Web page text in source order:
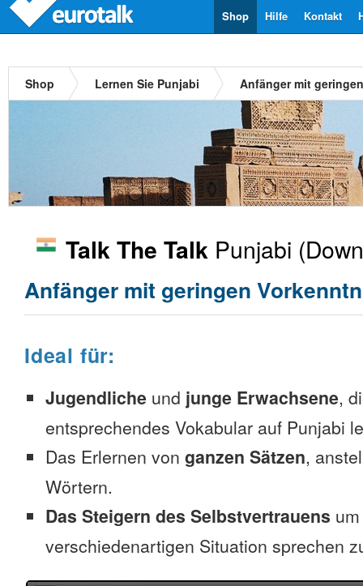
Kontakt
Hilfe
Shop
Shop Lernen Sie Punjabi Anfänger mit
Talk The Talk Punjabi
Anfänger mit geringen
Ideal für:
Jugendliche und junge Erwachsene,
entsprechendes Vokabular auf Punjabi
Das Erlernen von ganzen Sätzen,
Wörtern.
Das Steigern des Selbstvertrauens
verschiedenartigen Situation sprechen